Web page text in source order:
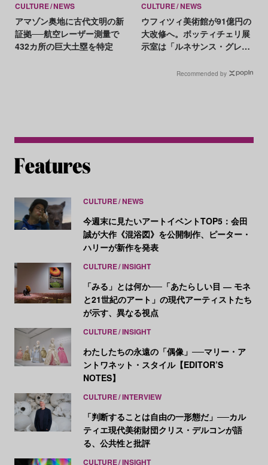
CULTURE NEWS
アマゾン奥地に古代文明の新
証拠──航空レーザー測量で
432カ所の巨大土塁を特定
CULTURE NEWS
ウフィツィ美術館が91億円の
大改修へ。ボッティチェリ展
示室は「ルネサンス・グレ
Recommended by
CULTURE NEWS
今週末に見たいアートイベントTOP5：会田
誠が大作《混浴図》を公開制作、ピーター・
ハリーが新作を発表
CULTURE INSIGHT
「みる」とは何か──「あたらしい目 ― モネ
と21世紀のアート」の現代アーティストたち
が示す、異なる視点
CULTURE INSIGHT
わたしたちの永遠の「偶像」──マリー・ア
ントワネット・スタイル【EDITOR’S
NOTES】
CULTURE INTERVIEW
「判断することは自由の一形態だ」──カル
ティエ現代美術財団クリス・デルコンが語
る、公共性と批評
CULTURE INSIGHT